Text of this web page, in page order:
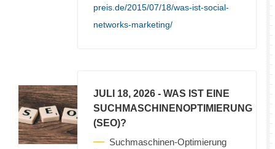
preis.de/2015/07/18/was-ist-social-
networks-marketing/
JULI 18, 2026 - WAS IST EINE
SUCHMASCHINENOPTIMIERUNG
(SEO)?
Suchmaschinen-Optimierung